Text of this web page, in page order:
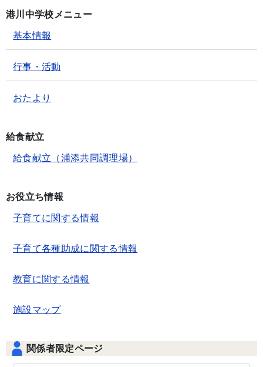
港川中学校メニュー
基本情報
行事・活動
おたより
給食献立
給食献立（浦添共同調理場）
お役立ち情報
子育てに関する情報
子育て各種助成に関する情報
教育に関する情報
施設マップ
関係者限定ページ